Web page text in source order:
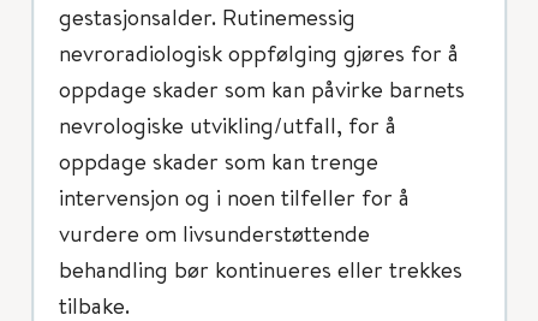
gestasjonsalder. Rutinemessig
nevroradiologisk oppfølging gjøres for å
oppdage skader som kan påvirke barnets
nevrologiske utvikling/utfall, for å
oppdage skader som kan trenge
intervensjon og i noen tilfeller for å
vurdere om livsunderstøttende
behandling bør kontinueres eller trekkes
tilbake.